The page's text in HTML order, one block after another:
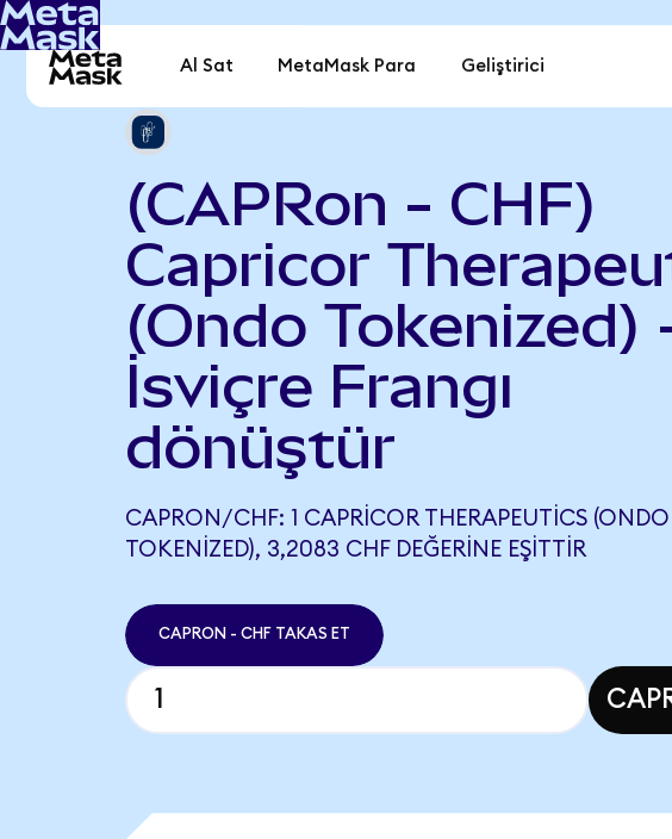
Al Sat MetaMask Para Geliştirici
(CAPRon - CHF)
Capricor
(Ondo Tokenized)
İsviçre Frangı
dönüştür
CAPRON/CHF: 1 CAPRICOR THERAPEUTICS (ONDO
TOKENIZED), 3,2083 CHF DEĞERINE EŞITTIR
CAPRON - CHF TAKAS ET